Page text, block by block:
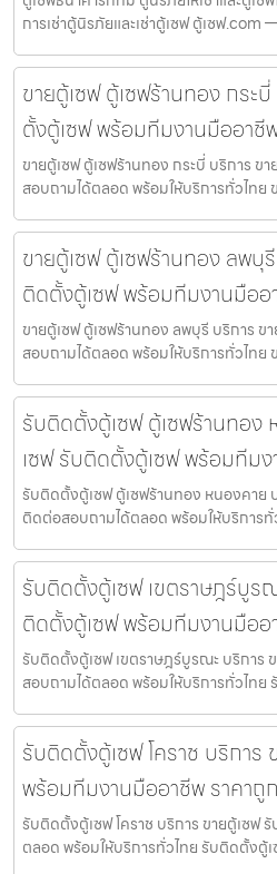
การเช่าตู้นิรภัยและเช่าตู้เซฟ ตู้เซฟ.com
ขายตู้เซฟ ตู้เซฟร้านทอง กระ
ตั้งตู้เซฟ พร้อมทีมงานมืออาชี
ขายตู้เซฟ ตู้เซฟร้านทอง กระบี่ บริการ
สอบถามได้ตลอด พร้อมให้บริการทั่วไทย
ขายตู้เซฟ ตู้เซฟร้านทอง ลพบุ
ติดตั้งตู้เซฟ พร้อมทีมงานมืออ
ขายตู้เซฟ ตู้เซฟร้านทอง ลพบุรี บริการ
สอบถามได้ตลอด พร้อมให้บริการทั่วไทย
รับติดตั้งตู้เซฟ ตู้เซฟร้านทอง
เซฟ รับติดตั้งตู้เซฟ พร้อมทีม
รับติดตั้งตู้เซฟ ตู้เซฟร้านทอง หนองคาย
ติดต่อสอบถามได้ตลอด พร้อมให้บริการทั่
รับติดตั้งตู้เซฟ เขตราษฎร์บูร
ติดตั้งตู้เซฟ พร้อมทีมงานมืออ
รับติดตั้งตู้เซฟ เขตราษฎร์บูรณะ บริการ
สอบถามได้ตลอด พร้อมให้บริการทั่วไทย
รับติดตั้งตู้เซฟ โคราช บริการ
พร้อมทีมงานมืออาชีพ ราคาถูก
รับติดตั้งตู้เซฟ โคราช บริการ ขายตู้เซฟ
ตลอด พร้อมให้บริการทั่วไทย รับติดตั้งตู้เ